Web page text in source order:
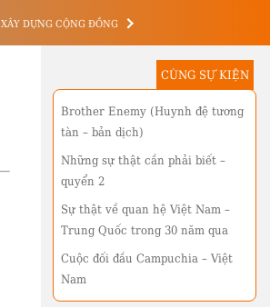
XÂY DỰNG CỘNG ĐỒNG
CÙNG SỰ KIỆN
Brother Enemy (Huynh đệ tương
tàn – bản dịch)
Những sự thật cần phải biết –
quyển 2
Sự thật về quan hệ Việt Nam –
Trung Quốc trong 30 năm qua
Cuộc đối đầu Campuchia – Việt
Nam